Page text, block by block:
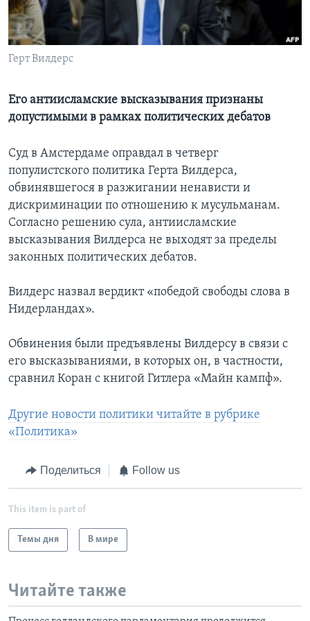
Learning English
СОЦИАЛЬНЫЕ СЕТИ
Языки
Герт Вилдерс
Его антиисламские высказывания признаны
допустимыми в рамках политических дебатов
Суд в Амстердаме оправдал в четверг
популистского политика Герта Вилдерса,
обвинявшегося в разжигании ненависти и
дискриминации по отношению к мусульманам.
Согласно решению сула, антиисламские
высказывания Вилдерса не выходят за пределы
законных политических дебатов.
Вилдерс назвал вердикт «победой свободы слова в
Нидерландах».
Обвинения были предъявлены Вилдерсу в связи с
его высказываниями, в которых он, в частности,
сравнил Коран с книгой Гитлера «Майн кампф».
Другие новости политики читайте в рубрике
«Политика»
Поделиться Follow us
This item is part of
Темы дня В мире
Читайте также